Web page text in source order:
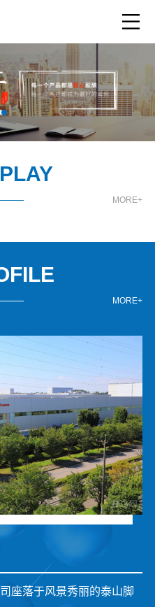
MORE+
MORE+
座落于风景秀丽的泰山脚